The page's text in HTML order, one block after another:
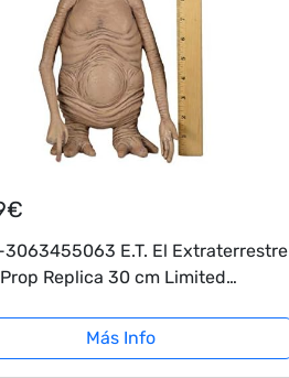
3063455063 E.T. El Extraterrestre
Replica 30 cm Limited
Más Info